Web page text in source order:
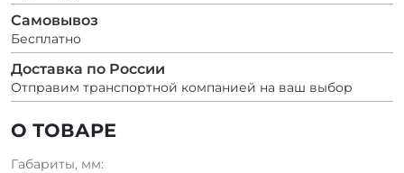
О ТОВАРЕ
Габариты, мм:
Самовывоз
Бесплатно
Доставка по России
Отправим транспортной компанией на ваш выбор